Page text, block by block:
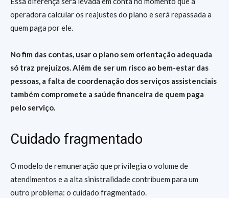
operadora calcular os reajustes do plano e será repassada a
quem paga por ele.
No fim das contas, usar o plano sem orientação adequada
só traz prejuízos. Além de ser um risco ao bem-estar das
pessoas, a falta de coordenação dos serviços assistenciais
também compromete a saúde financeira de quem paga
pelo serviço.
Cuidado fragmentado
O modelo de remuneração que privilegia o volume de
atendimentos e a alta sinistralidade contribuem para um
outro problema: o cuidado fragmentado.